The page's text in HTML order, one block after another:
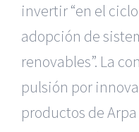
invertir “en el
adopción de
renovables”. La
pulsión por
productos de